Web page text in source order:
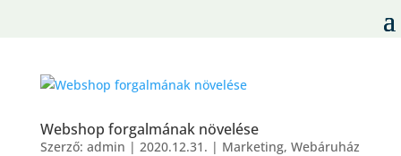
Webshop forgalmának növelése
Szerző: admin | 2020.12.31. | Marketing, Webáruház